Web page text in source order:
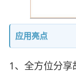
应用亮点
1、全方位分享